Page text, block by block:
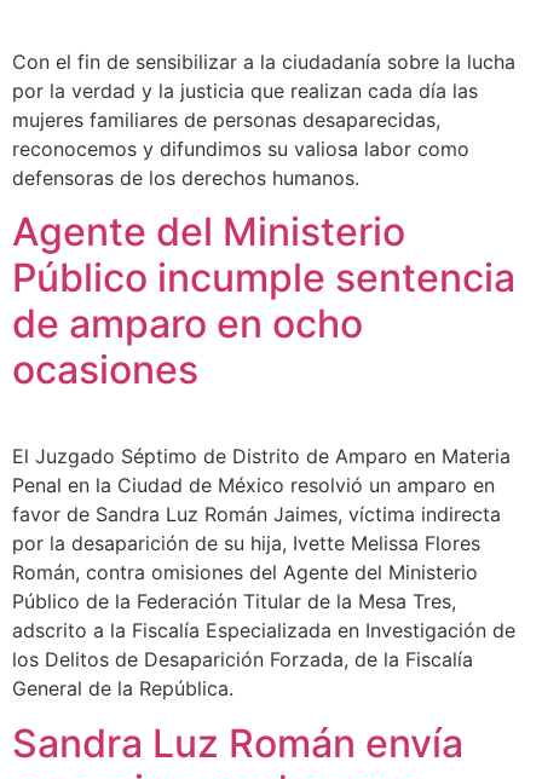
Con el fin de sensibilizar a la ciudadanía sobre la lucha
por la verdad y la justicia que realizan cada día las
mujeres familiares de personas desaparecidas,
reconocemos y difundimos su valiosa labor como
defensoras de los derechos humanos.
Agente del Ministerio
Público incumple sentencia
de amparo en ocho
ocasiones
El Juzgado Séptimo de Distrito de Amparo en Materia
Penal en la Ciudad de México resolvió un amparo en
favor de Sandra Luz Román Jaimes, víctima indirecta
por la desaparición de su hija, Ivette Melissa Flores
Román, contra omisiones del Agente del Ministerio
Público de la Federación Titular de la Mesa Tres,
adscrito a la Fiscalía Especializada en Investigación de
los Delitos de Desaparición Forzada, de la Fiscalía
General de la República.
Sandra Luz Román envía